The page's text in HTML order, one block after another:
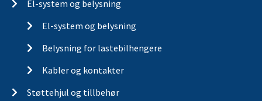
El-system og belysning
El-system og belysning
Belysning for lastebilhengere
Kabler og kontakter
Støttehjul og tillbehør